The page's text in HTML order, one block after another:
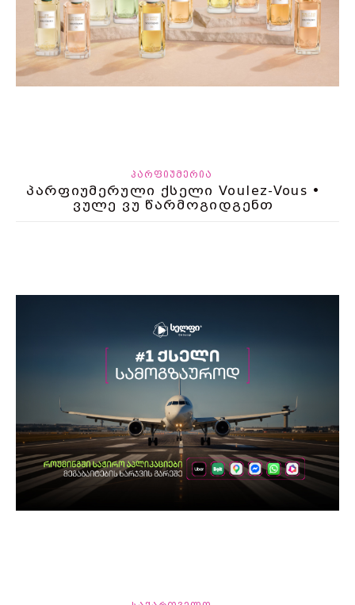
ᲞᲐᲠᲤᲘᲣᲛᲔᲠᲘᲐ
პარფიუმერული ქსელი Voulez-Vous •
ვულე ვუ წარმოგიდგენთ